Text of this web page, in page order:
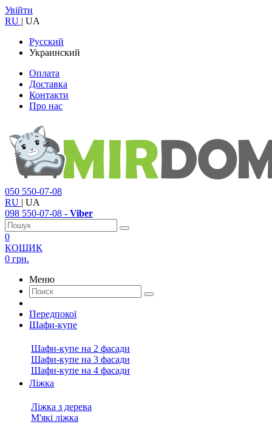
Увійти
RU | UA
Русский
Украинский
Оплата
Доставка
Контакти
Про нас
050 550-07-08
RU | UA
098 550-07-08 - Viber
0
КОШИК
0 грн.
Меню
Передпокої
Шафи-купе
Шафи-купе на 2 фасади
Шафи-купе на 3 фасади
Шафи-купе на 4 фасади
Ліжка
Ліжка з дерева
М'які ліжка